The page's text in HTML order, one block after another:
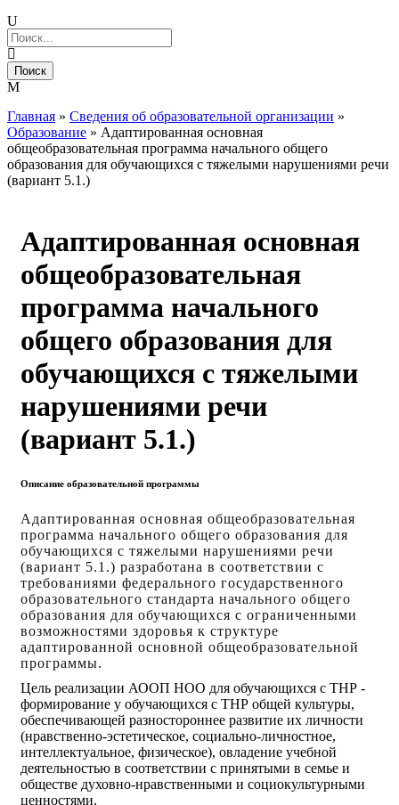
Главная » Сведения об образовательной организации »
Образование » Адаптированная основная
общеобразовательная программа начального общего
образования для обучающихся с тяжелыми нарушениями речи
(вариант 5.1.)
Адаптированная основная
общеобразовательная
программа начального
общего образования для
обучающихся с тяжелыми
нарушениями речи
(вариант 5.1.)
Описание образовательной программы
Адаптированная основная общеобразовательная
программа начального общего образования для
обучающихся с тяжелыми нарушениями речи
(вариант 5.1.) разработана в соответствии с
требованиями федерального государственного
образовательного стандарта начального общего
образования для обучающихся с ограниченными
возможностями здоровья к структуре
адаптированной основной общеобразовательной
программы.
Цель реализации АООП НОО для обучающихся с ТНР -
формирование у обучающихся с ТНР общей культуры,
обеспечивающей разностороннее развитие их личности
(нравственно-эстетическое, социально-личностное,
интеллектуальное, физическое), овладение учебной
деятельностью в соответствии с принятыми в семье и
обществе духовно-нравственными и социокультурными
ценностями.